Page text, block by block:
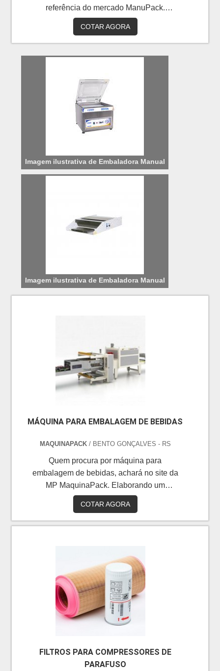
referência do mercado ManuPack.
Solicitando um orçamento por meio da
própria empresa e achando a melhor
referência em qualidade. Quando a busca é
por embaladora semi automática, na
soluções completas em embalagens shrink
aos clientes.MAIS DETALHES SOBRE
EMBALADORA SEMI AUTOMÁTICAHá
muitas maneiras eficientes de demonst...
COTAR AGORA
Imagem ilustrativa de Embaladora Manual
Imagem ilustrativa de Embaladora Manual
MÁQUINA PARA EMBALAGEM DE BEBIDAS
MAQUINAPACK/ BENTO GONÇALVES - RS
Quem procura por máquina para
embalagem de bebidas, achará no site da
MP MaquinaPack. Elaborando um
orçamento detalhado no portal soluções
industriais e encontrando a líder em
qualidade.MAIS INFORMAÇÕES
tipos de máquina para embalagem de
bebidas. Amplamente utilizada em
praticamente todos os processos
industriais, faz parte da finalização de toda
a linha de produção. Entre essa variedade
de máquina para embalagem
para plástico e TNT;Seladora L;Máquina de
COTAR AGORA
FILTROS PARA COMPRESSORES DE
PARAFUSO